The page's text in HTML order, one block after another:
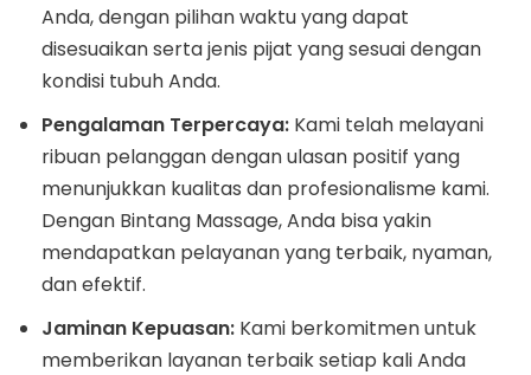
Anda, dengan pilihan waktu yang dapat
disesuaikan serta jenis pijat yang sesuai dengan
kondisi tubuh Anda.
Pengalaman Terpercaya: Kami telah melayani
ribuan pelanggan dengan ulasan positif yang
menunjukkan kualitas dan profesionalisme kami.
Dengan Bintang Massage, Anda bisa yakin
mendapatkan pelayanan yang terbaik, nyaman,
dan efektif.
Jaminan Kepuasan: Kami berkomitmen untuk
memberikan layanan terbaik setiap kali Anda